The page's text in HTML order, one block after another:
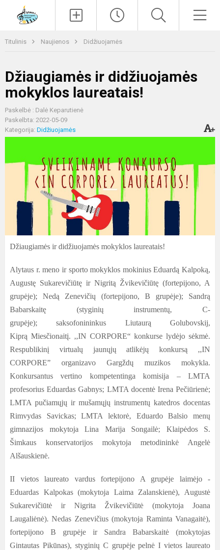
Titulinis Naujienos Didžiuojamės
Džiaugiamės ir didžiuojamės
mokyklos laureatais!
Paskelbė : Dalė Keparutienė
Paskelbta: 2022-05-09
Kategorija: Didžiuojamės
Džiaugiamės ir didžiuojamės mokyklos laureatais!
Alytaus r. meno ir sporto mokyklos mokinius Eduardą Kalpoką,
Augustę Sukarevičiūtę ir Nigritą Žvikevičiūtę (fortepijono, A
grupėje); Nedą Zenevičių (fortepijono, B grupėje); Sandrą
Babarskaitę (styginių instrumentų, C-
grupėje); saksofonininkus Liutaurą Golubovskij,
Kiprą Miesčionaitį. ,,IN CORPORE“ konkurse lydėjo sėkmė.
Respublikinį virtualų jaunųjų atlikėjų konkursą ,,IN
CORPORE” organizavo Gargždų muzikos mokykla.
Konkursantus vertino kompetentinga komisija – LMTA
profesorius Eduardas Gabnys; LMTA docentė Irena Pečiūrienė;
LMTA pučiamųjų ir mušamųjų instrumentų katedros docentas
Rimvydas Savickas; LMTA lektorė, Eduardo Balsio menų
gimnazijos mokytoja Lina Marija Songailė; Klaipėdos S.
Šimkaus konservatorijos mokytoja metodininkė Angelė
Alšauskienė.
II vietos laureato vardus fortepijono A grupėje laimėjo -
Eduardas Kalpokas (mokytoja Laima Zalanskienė), Augustė
Sukarevičiūtė ir Nigrita Žvikevičiūtė (mokytoja Joana
Laugaliėnė). Nedas Zenevičius (mokytoja Raminta Vanagaitė),
fortepijono B grupėje ir Sandra Babarskaitė (mokytojas
Gintautas Pikūnas), styginių C grupėje pelnė I vietos laureato